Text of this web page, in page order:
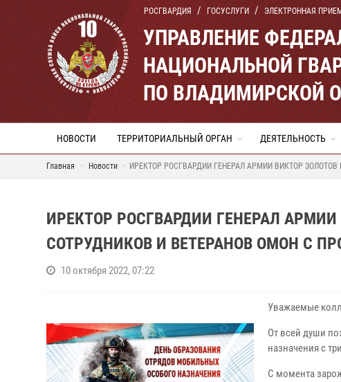
РОСГВАРДИЯ ГОСУСЛУГИ ЭЛЕКТРОННАЯ
УПРАВЛЕНИЕ
НАЦИОНАЛЬНОЙ
ПО ВЛАДИМИРСКОЙ
НОВОСТИ ТЕРРИТОРИАЛЬНЫЙ ОРГАН ДЕЯТЕЛЬНОСТЬ
Главная Новости ИРЕКТОР РОСГВАРДИИ ГЕНЕРАЛ АРМИИ ВИКТОР
ИРЕКТОР РОСГВАРДИИ ГЕНЕРАЛ
СОТРУДНИКОВ И ВЕТЕРАНОВ ОМОН С
10 октября 2022, 07:22
Уважаемые
От всей души
назначения с
С момента